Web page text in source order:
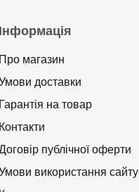
Інформація
Про магазин
доставки
Гарантія на товар
Контакти
публічної оферти
використання сайту